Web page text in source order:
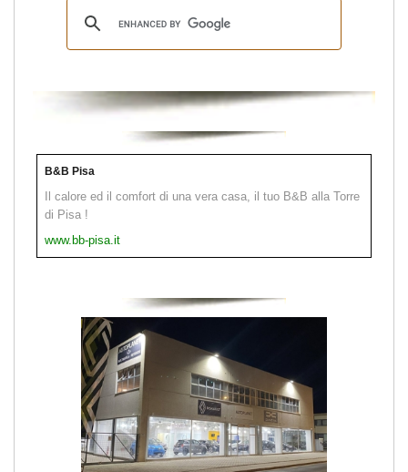
B&B Pisa
Il calore ed il comfort di una vera casa, il tuo B&B alla Torre
di Pisa !
www.bb-pisa.it